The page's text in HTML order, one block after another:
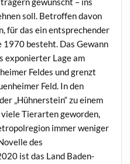
soll. Betroffen davon
für das ein entsprechender
1970 besteht. Das Gewann
exponierter Lage am
Feldes und grenzt
Feld. In den
„Hühnerstein“ zu einem
Tierarten geworden,
immer weniger
des
ist das Land Baden-